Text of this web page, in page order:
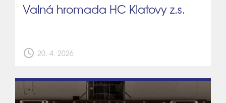
Valná hromada HC Klatovy z.s.
schedule 20. 4. 2026